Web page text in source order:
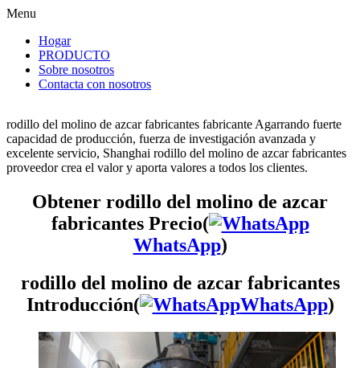
Menu
Hogar
PRODUCTO
Sobre nosotros
Contacta con nosotros
rodillo del molino de azcar fabricantes fabricante Agarrando fuerte
capacidad de producción, fuerza de investigación avanzada y
excelente servicio, Shanghai rodillo del molino de azcar fabricantes
proveedor crea el valor y aporta valores a todos los clientes.
Obtener rodillo del molino de azcar
fabricantes Precio(
WhatsApp)
rodillo del molino de azcar fabricantes
Introducción(
WhatsApp)